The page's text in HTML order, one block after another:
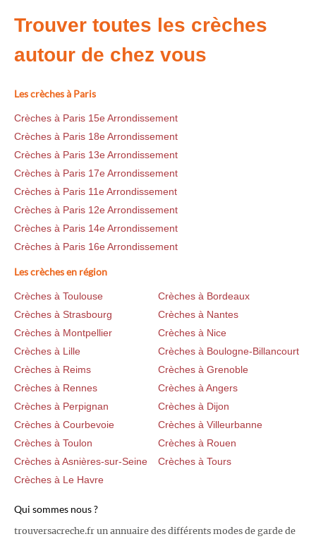
Trouver toutes les crèches
autour de chez vous
Les crèches à Paris
Crèches à Paris 15e Arrondissement
Crèches à Paris 18e Arrondissement
Crèches à Paris 13e Arrondissement
Crèches à Paris 17e Arrondissement
Crèches à Paris 11e Arrondissement
Crèches à Paris 12e Arrondissement
Crèches à Paris 14e Arrondissement
Crèches à Paris 16e Arrondissement
Les crèches en région
Crèches à Toulouse
Crèches à Bordeaux
Crèches à Strasbourg
Crèches à Nantes
Crèches à Montpellier
Crèches à Nice
Crèches à Lille
Crèches à Boulogne-Billancourt
Crèches à Reims
Crèches à Grenoble
Crèches à Rennes
Crèches à Angers
Crèches à Perpignan
Crèches à Dijon
Crèches à Courbevoie
Crèches à Villeurbanne
Crèches à Toulon
Crèches à Rouen
Crèches à Asnières-sur-Seine
Crèches à Tours
Crèches à Le Havre
Qui sommes nous ?
trouversacreche.fr un annuaire des différents modes de garde de